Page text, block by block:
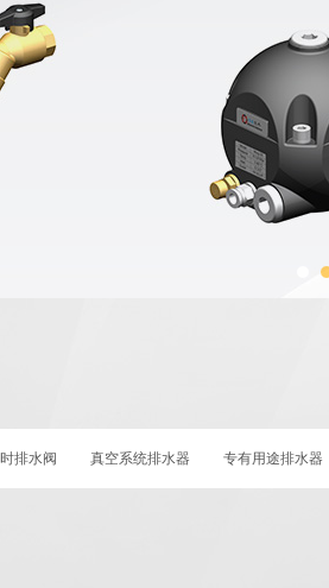
排水阀 真空系统排水器 专有用途排水器